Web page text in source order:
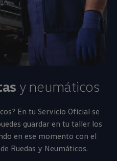
y neumáticos
En tu Servicio Oficial se
guardar en tu taller los
en ese momento con el
Ruedas y Neumáticos.